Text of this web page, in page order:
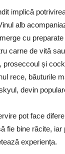
implică
alb
cu
carne de vită
proseccoul și
rece, băuturile
devin
pot face
fie bine răcite, iar
experiența.